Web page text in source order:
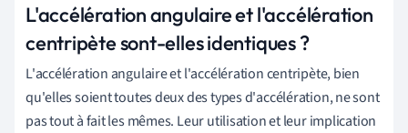
L'accélération angulaire et l'accélération
centripète sont-elles identiques ?
L'accélération angulaire et l'accélération centripète, bien
qu'elles soient toutes deux des types d'accélération, ne sont
pas tout à fait les mêmes. Leur utilisation et leur implication